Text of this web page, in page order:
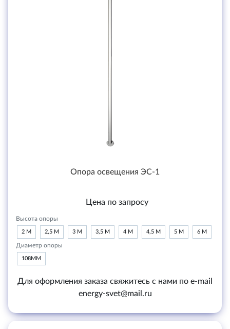
Опора освещения ЭС-1
Цена по запросу
Высота опоры
2 М 2,5 М 3 М 3,5 М 4 М 4,5 М 5 М 6 М
Диаметр опоры
108ММ
Для оформления заказа свяжитесь с нами по e-mail
energy-svet@mail.ru